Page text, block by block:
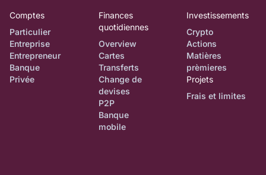
Comptes
Particulier
Entreprise
Entrepreneur
Banque
Privée
Finances
quotidiennes
Overview
Cartes
Transferts
Change de
devises
P2P
Banque
mobile
Investissements
Crypto
Actions
Matières
prèmieres
Projets
Frais et limites